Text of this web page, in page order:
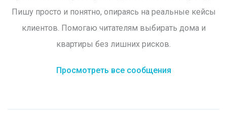
Пишу просто и понятно, опираясь на реальные кейсы
клиентов. Помогаю читателям выбирать дома и
квартиры без лишних рисков.
Просмотреть все сообщения